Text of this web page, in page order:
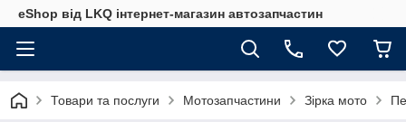
eShop від LKQ інтернет-магазин автозапчастин
Товари та послуги Мотозапчастини Зірка мото